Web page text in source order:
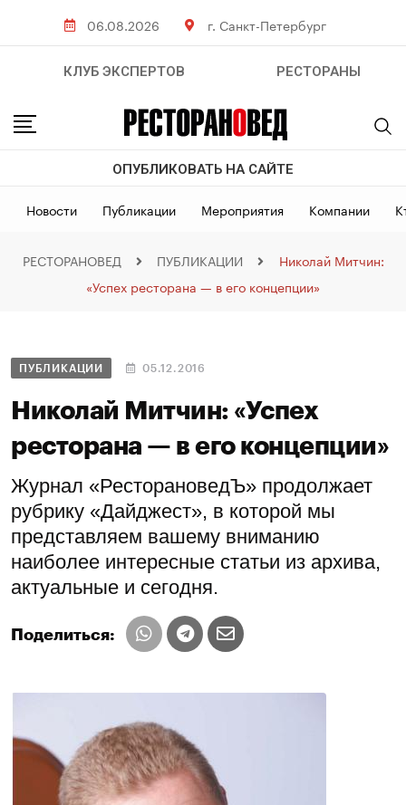
06.08.2026 г. Санкт-Петербург
КЛУБ ЭКСПЕРТОВ РЕСТОРАНЫ
ОПУБЛИКОВАТЬ НА САЙТЕ
Новости Публикации Мероприятия Компании
РЕСТОРАНОВЕД ПУБЛИКАЦИИ
Николай Митчин:
«Успех ресторана — в его концепции»
ПУБЛИКАЦИИ 05.12.2016
Николай Митчин: «Успех
ресторана — в его концепции»
Журнал «РесторановедЪ» продолжает
рубрику «Дайджест», в которой мы
представляем вашему вниманию
наиболее интересные статьи из архива,
актуальные и сегодня.
Поделиться: